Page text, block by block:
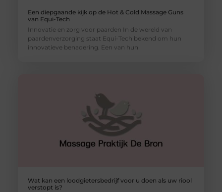
Een diepgaande kijk op de Hot & Cold Massage Guns
van Equi-Tech
Innovatie en zorg voor paarden In de wereld van
paardenverzorging staat Equi-Tech bekend om hun
innovatieve benadering. Een van hun
Wat kan een loodgietersbedrijf voor u doen als uw riool
verstopt is?